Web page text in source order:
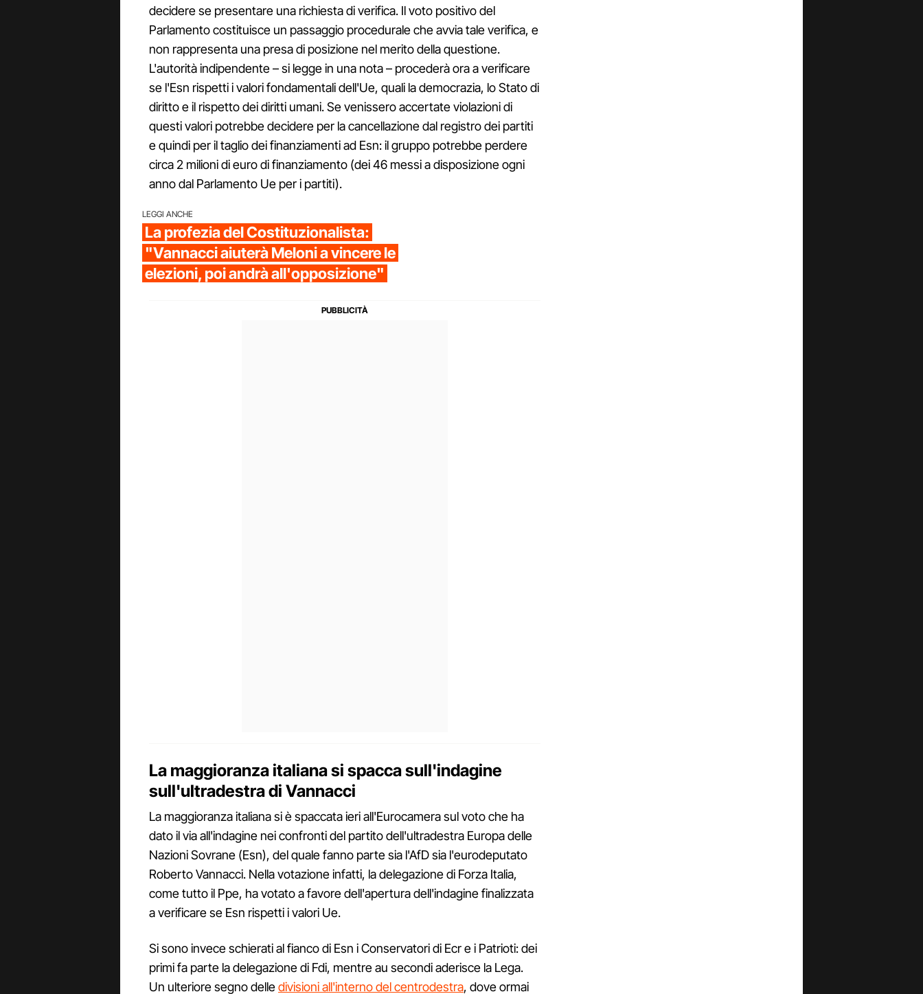
decidere se presentare una richiesta di verifica. Il voto positivo del
Parlamento costituisce un passaggio procedurale che avvia tale verifica, e
non rappresenta una presa di posizione nel merito della questione.
L'autorità indipendente – si legge in una nota – procederà ora a verificare
se l'Esn rispetti i valori fondamentali dell'Ue, quali la democrazia, lo Stato di
diritto e il rispetto dei diritti umani. Se venissero accertate violazioni di
questi valori potrebbe decidere per la cancellazione dal registro dei partiti
e quindi per il taglio dei finanziamenti ad Esn: il gruppo potrebbe perdere
circa 2 milioni di euro di finanziamento (dei 46 messi a disposizione ogni
anno dal Parlamento Ue per i partiti).
LEGGI ANCHE
La profezia del Costituzionalista:
"Vannacci aiuterà Meloni a vincere le
elezioni, poi andrà all'opposizione"
La maggioranza italiana si spacca sull'indagine
sull'ultradestra di Vannacci
La maggioranza italiana si è spaccata ieri all'Eurocamera sul voto che ha
dato il via all'indagine nei confronti del partito dell'ultradestra Europa delle
Nazioni Sovrane (Esn), del quale fanno parte sia l'AfD sia l'eurodeputato
Roberto Vannacci. Nella votazione infatti, la delegazione di Forza Italia,
come tutto il Ppe, ha votato a favore dell'apertura dell'indagine finalizzata
a verificare se Esn rispetti i valori Ue.
Si sono invece schierati al fianco di Esn i Conservatori di Ecr e i Patrioti: dei
primi fa parte la delegazione di Fdi, mentre au secondi aderisce la Lega.
Un ulteriore segno delledivisioni all'interno del centrodestra, dove ormai